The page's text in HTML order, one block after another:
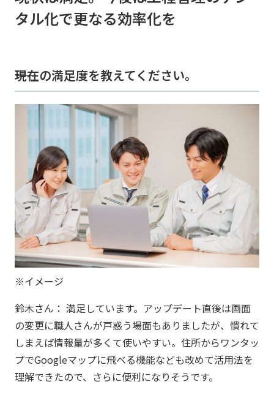
タル化で更なる効率化を
――現在の満足度を教えてください。
※イメージ
鈴木さん： 満足しています。アップデート直後は画面
の変更に職人さんが戸惑う場面もありましたが、慣れて
しまえば情報量が多くて使いやすい。住所からワンタッ
プでGoogleマップに飛べる機能なども改めて活用法を
理解できたので、さらに便利になりそうです。